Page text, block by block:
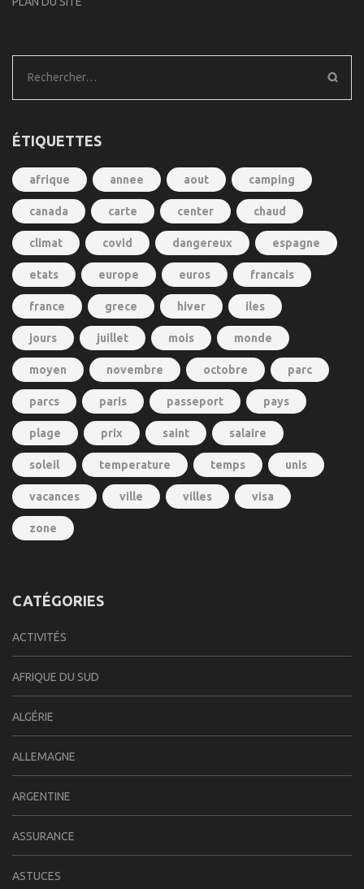
Rechercher :
ÉTIQUETTES
afrique annee aout camping
canada carte center chaud
climat covid dangereux espagne
etats europe euros francais
france grece hiver iles
jours juillet mois monde
moyen novembre octobre parc
parcs paris passeport pays
plage prix saint salaire
soleil temperature temps unis
vacances ville villes visa
zone
CATÉGORIES
ACTIVITÉS
AFRIQUE DU SUD
ALGÉRIE
ALLEMAGNE
ARGENTINE
ASSURANCE
ASTUCES